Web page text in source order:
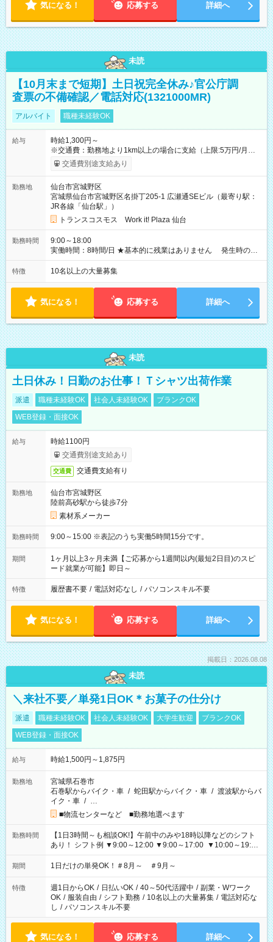
気になる！ 応募する 詳細へ
未読
【10月末まで短期】土日祝完全休み♪官公庁調
査票の不備確認／電話対応(1321000MR)
アルバイト 職種未経験OK
給与
時給1,300円～
※交通費：勤務地より1km以上の場合に支給（上限:5万円/月・
2,500円/日） ※残業代：残業発生時は1分単位で支給 ※研修中の
給与変動なし ＜ 収入例 ＞ ■週5日勤務の場合… 月収22万8,800
4日勤務の場合… 月収16万6,400円以上可能 ※交通費別途支給
（時給1,300円×8時間×16日） 【試用期間】試用期間なし
交通費別途支給あり
勤務地
仙台市宮城野区
宮城県仙台市宮城野区名掛丁205-1 広瀬通SEビル（最寄り駅：
JR各線「仙台駅」）
トランスコスモス Work it! Plaza 仙台
勤務時間
9:00～18:00
実働時間：8時間/日 ★基本的に残業はありません 発生時の残
業代は1分単位で支給いたします
特徴 10名以上の大量募集
気になる！ 応募する 詳細へ
未読
土日休み！日勤のお仕事！Ｔシャツ出荷作業
派遣 職種未経験OK 社会人未経験OK
ブランクOK
WEB登録・面接OK
給与
時給1100円
交通費別途支給あり
交通費 交通費支給有り
勤務地
仙台市宮城野区
陸前高砂駅から徒歩7分
素材系メーカー
勤務時間 9:00～15:00 ※表記のうち実働5時間15分です。
期間
1ヶ月以上3ヶ月未満【ご応募から1週間以内(最短2日目)のスピ
ード就業が可能】即日～
特徴 履歴書不要 / 電話対応なし / パソコンスキル不要
気になる！ 応募する 詳細へ
掲載日：2026.08.08
未読
＼来社不要／単発1日OK＊お菓子の仕分け
派遣 職種未経験OK 社会人未経験OK 大学生歓迎
ブランクOK
WEB登録・面接OK
給与 時給1,500円～1,875円
勤務地
宮城県石巻市
石巻駅からバイク・車 / 蛇田駅からバイク・車 / 渡波駅からバ
イク・車 / …
■物流センターなど ■勤務地選べます
勤務時間
【1日3時間～も相談OK!】午前中のみや18時以降などのシフト
あり！ シフト例 ▼9:00～12:00 ▼9:00～17:00 ▼10:00～19:00
▼18:00～21:00
期間 1日だけの単発OK！＃8月～ ＃9月～
特徴 週1日からOK / 日払いOK / 40～50代活躍中 / 副業・Wワーク
OK / 服装自由 / シフト勤務 / 10名以上の大量募集 / 電話対応な
し / パソコンスキル不要
気になる！ 応募する 詳細へ